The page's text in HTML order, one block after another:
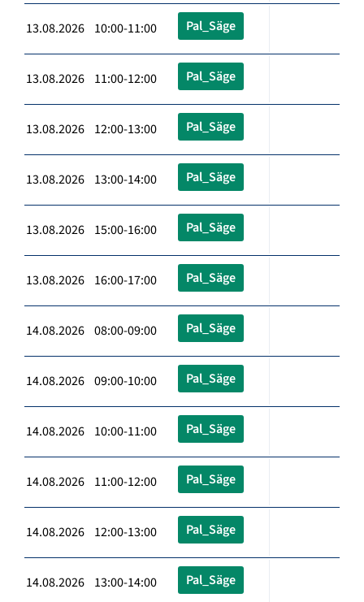
13.08.2026 10:00-11:00 Pal_Säge
13.08.2026 11:00-12:00 Pal_Säge
13.08.2026 12:00-13:00 Pal_Säge
13.08.2026 13:00-14:00 Pal_Säge
13.08.2026 15:00-16:00 Pal_Säge
13.08.2026 16:00-17:00 Pal_Säge
14.08.2026 08:00-09:00 Pal_Säge
14.08.2026 09:00-10:00 Pal_Säge
14.08.2026 10:00-11:00 Pal_Säge
14.08.2026 11:00-12:00 Pal_Säge
14.08.2026 12:00-13:00 Pal_Säge
14.08.2026 13:00-14:00 Pal_Säge